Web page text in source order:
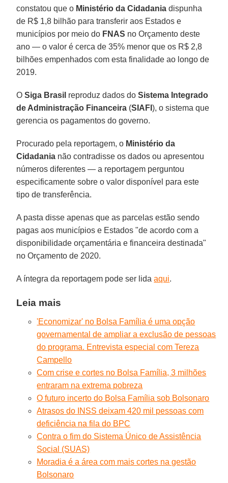
constatou que o Ministério da Cidadania dispunha
de R$ 1,8 bilhão para transferir aos Estados e
municípios por meio do FNAS no Orçamento deste
ano — o valor é cerca de 35% menor que os R$ 2,8
bilhões empenhados com esta finalidade ao longo de
2019.
OSiga Brasil reproduz dados doSistema Integrado
de Administração Financeira (SIAFI), o sistema que
gerencia os pagamentos do governo.
Procurado pela reportagem, o Ministério da
Cidadania não contradisse os dados ou apresentou
números diferentes — a reportagem perguntou
especificamente sobre o valor disponível para este
tipo de transferência.
A pasta disse apenas que as parcelas estão sendo
pagas aos municípios e Estados "de acordo com a
disponibilidade orçamentária e financeira destinada"
no Orçamento de 2020.
A íntegra da reportagem pode ser lidaaqui.
Leia mais
'Economizar' no Bolsa Família é uma opção
governamental de ampliar a exclusão de pessoas
do programa. Entrevista especial com Tereza
Campello
Com crise e cortes no Bolsa Família, 3 milhões
entraram na extrema pobreza
O futuro incerto do Bolsa Família sob Bolsonaro
Atrasos do INSS deixam 420 mil pessoas com
deficiência na fila do BPC
Contra o fim do Sistema Único de Assistência
Social (SUAS)
Moradia é a área com mais cortes na gestão
Bolsonaro